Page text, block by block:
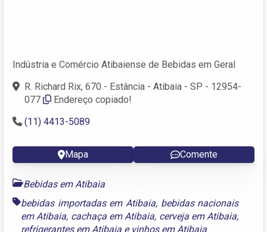
Indústria e Comércio Atibaiense de Bebidas em Geral
R. Richard Rix, 670 - Estância - Atibaia - SP - 12954-
077
Endereço copiado!
(11) 4413-5089
Mapa Comente
Bebidas em Atibaia
bebidas importadas em Atibaia, bebidas nacionais
em Atibaia, cachaça em Atibaia, cerveja em Atibaia,
refrigerantes em Atibaia e vinhos em Atibaia